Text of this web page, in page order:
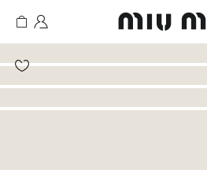
MiuMiu logo